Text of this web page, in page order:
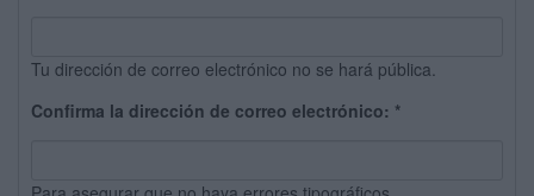
Tu dirección de correo electrónico no se hará pública.
Confirma la dirección de correo electrónico: *